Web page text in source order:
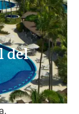
del